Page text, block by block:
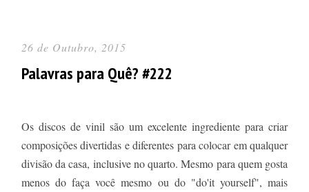
26 de Outubro, 2015
Palavras para Quê? #222
Os discos de vinil são um excelente ingrediente para criar
composições divertidas e diferentes para colocar em qualquer
divisão da casa, inclusive no quarto. Mesmo para quem gosta
menos do faça você mesmo ou do "do'it yourself", mais